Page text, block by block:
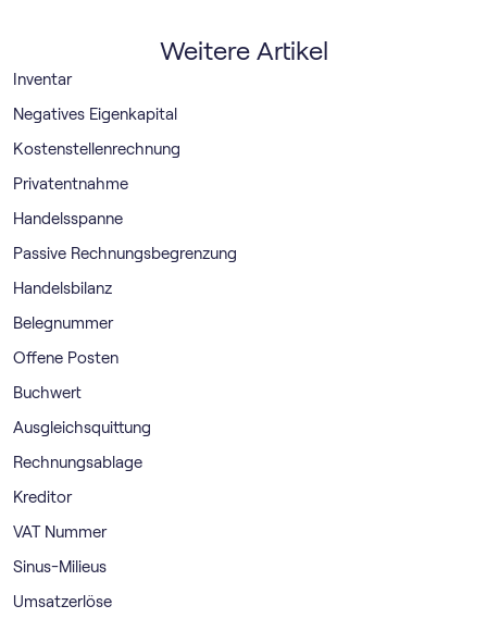
Weitere Artikel
Inventar
Negatives Eigenkapital
Kostenstellenrechnung
Privatentnahme
Handelsspanne
Passive Rechnungsbegrenzung
Handelsbilanz
Belegnummer
Offene Posten
Buchwert
Ausgleichsquittung
Rechnungsablage
Kreditor
VAT Nummer
Sinus-Milieus
Umsatzerlöse